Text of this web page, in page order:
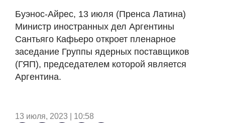
Буэнос-Айрес, 13 июля (Пренса Латина)
Министр иностранных дел Аргентины
Сантьяго Кафьеро откроет пленарное
заседание Группы ядерных поставщиков
(ГЯП), председателем которой является
Аргентина.
13 июля, 2023 | 10:58